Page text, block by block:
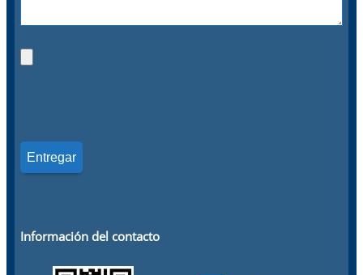
Información del contacto